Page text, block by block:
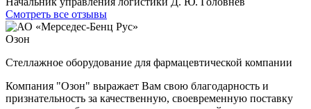
Смотреть все отзывы
Озон
Стеллажное оборудование для фармацевтической компании
Компания "Озон" выражает Вам свою благодарность и
признательность за качественную, своевременную поставку